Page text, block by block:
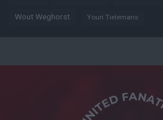
Wout Weghorst Youri Tielemans